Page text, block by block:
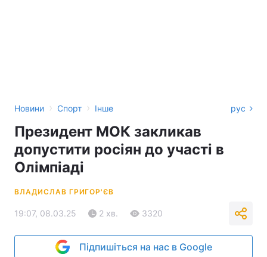
Новини › Спорт › Інше рус
Президент МОК закликав
допустити росіян до участі в
Олімпіаді
ВЛАДИСЛАВ ГРИГОР'ЄВ
19:07, 08.03.25 2 хв. 3320
Підпишіться на нас в Google